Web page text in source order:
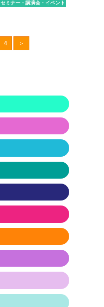
セミナー・講演会・イベント
4 ＞